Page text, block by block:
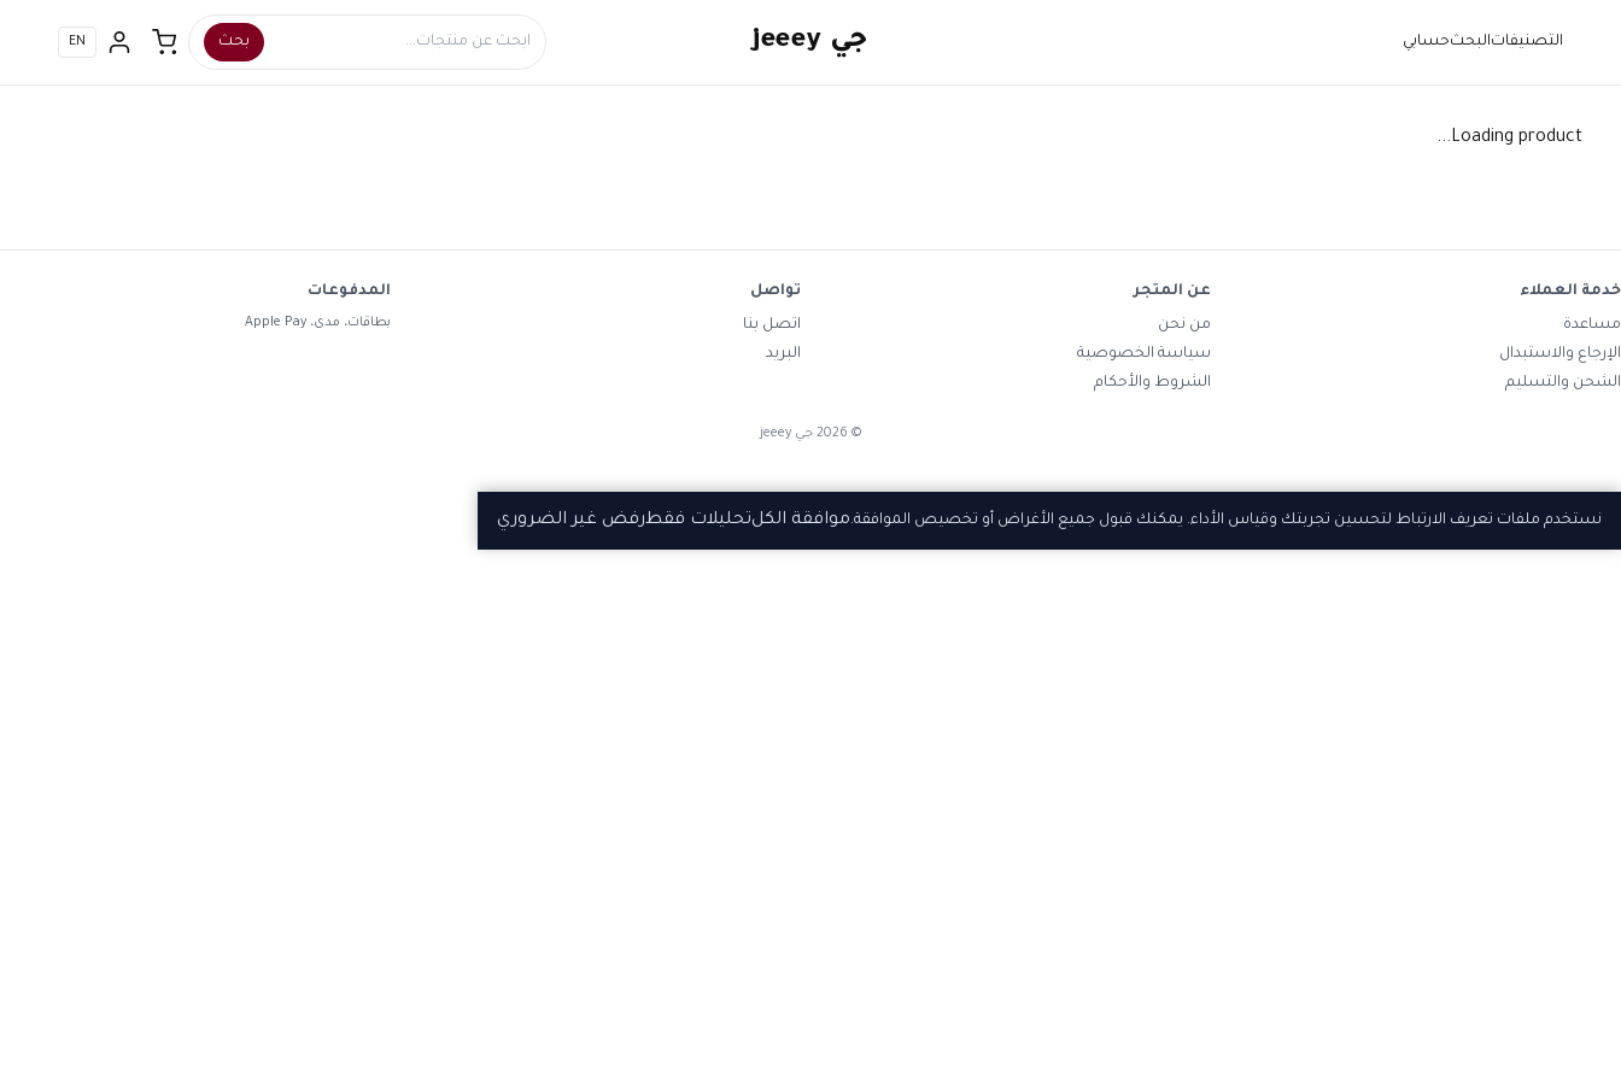
التصنيفاتالبحثحسابي جي jeeey بحث EN
Loading product...
خدمة العملاء
مساعدة
الإرجاع والاستبدال
الشحن والتسليم
عن المتجر
من نحن
سياسة الخصوصية
الشروط والأحكام
تواصل
اتصل بنا
البريد
المدفوعات
بطاقات، مدى، Apple Pay
©
2026 جي jeeey
نستخدم ملفات تعريف الارتباط لتحسين تجربتك وقياس الأداء. يمكنك قبول جميع الأغراض أو تخصيص الموافقة.موافقة الكلتحليلات فقطرفض غير الضروري